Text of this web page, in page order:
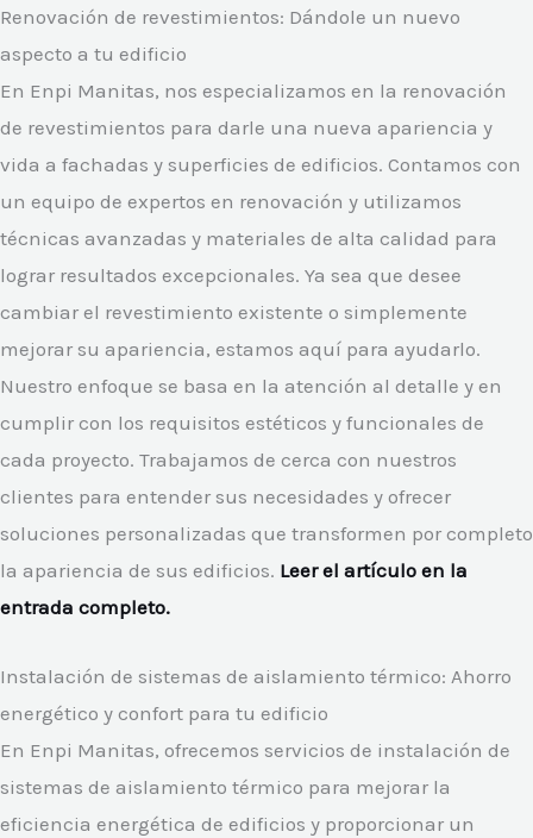
Renovación de revestimientos: Dándole un nuevo
aspecto a tu edificio
En Enpi Manitas, nos especializamos en la renovación
de revestimientos para darle una nueva apariencia y
vida a fachadas y superficies de edificios. Contamos con
un equipo de expertos en renovación y utilizamos
técnicas avanzadas y materiales de alta calidad para
lograr resultados excepcionales. Ya sea que desee
cambiar el revestimiento existente o simplemente
mejorar su apariencia, estamos aquí para ayudarlo.
Nuestro enfoque se basa en la atención al detalle y en
cumplir con los requisitos estéticos y funcionales de
cada proyecto. Trabajamos de cerca con nuestros
clientes para entender sus necesidades y ofrecer
soluciones personalizadas que transformen por completo
la apariencia de sus edificios. Leer el artículo en la
entrada completo.
Instalación de sistemas de aislamiento térmico: Ahorro
energético y confort para tu edificio
En Enpi Manitas, ofrecemos servicios de instalación de
sistemas de aislamiento térmico para mejorar la
eficiencia energética de edificios y proporcionar un